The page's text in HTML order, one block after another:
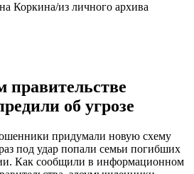
Коркина/из личного архива
правительстве
об угрозе
придумали новую схему
под удар попали семьи погибших
Как сообщили в информационном